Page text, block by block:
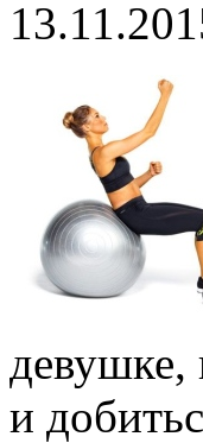
девушке,
и